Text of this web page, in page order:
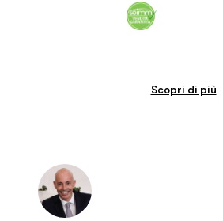
Scopri di più